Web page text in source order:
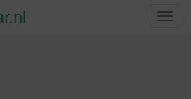
S